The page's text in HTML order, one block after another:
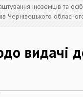
іноземців та
Чернівецького
видачі